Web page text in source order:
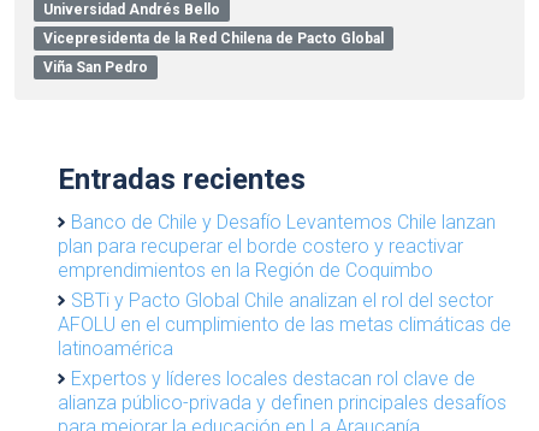
Universidad Andrés Bello
Vicepresidenta de la Red Chilena de Pacto Global
Viña San Pedro
Entradas recientes
Banco de Chile y Desafío Levantemos Chile lanzan
plan para recuperar el borde costero y reactivar
emprendimientos en la Región de Coquimbo
SBTi y Pacto Global Chile analizan el rol del sector
AFOLU en el cumplimiento de las metas climáticas de
latinoamérica
Expertos y líderes locales destacan rol clave de
alianza público-privada y definen principales desafíos